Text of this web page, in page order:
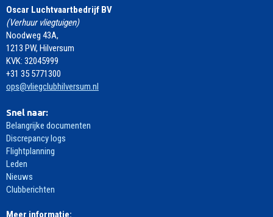
Oscar Luchtvaartbedrijf BV
(Verhuur vliegtuigen)
Noodweg 43A,
1213 PW, Hilversum
KVK: 32045999
+31 35 5771300
ops@vliegclubhilversum.nl
Snel naar:
Belangrijke documenten
Discrepancy logs
Flightplanning
Leden
Nieuws
Clubberichten
Meer informatie: